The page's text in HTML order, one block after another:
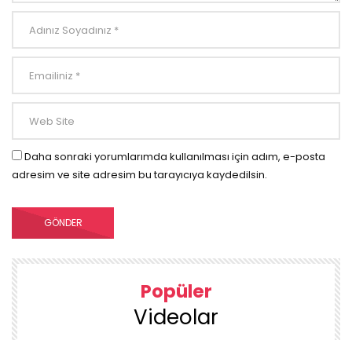
Daha sonraki yorumlarımda kullanılması için adım, e-posta
adresim ve site adresim bu tarayıcıya kaydedilsin.
Popüler
Videolar